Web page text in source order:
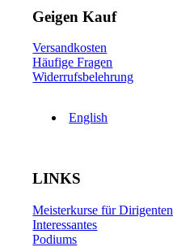
Geigen Kauf
Versandkosten
Häufige Fragen
Widerrufsbelehrung
English
LINKS
Meisterkurse für Dirigenten
Interessantes
Podiums